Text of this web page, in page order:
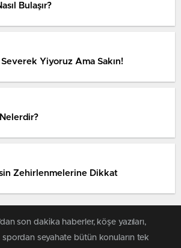
Bulaşır?
Yiyoruz Ama Sakın!
Zehirlenmelerine Dikkat
son dakika haberler, köşe yazıları,
seyahate bütün konuların tek